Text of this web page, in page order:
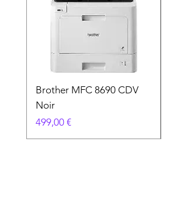
Brother MFC 8690 CDV
Noir
Prix
499,00 €